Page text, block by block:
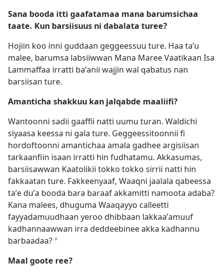
Sana booda itti gaafatamaa mana barumsichaa
taate. Kun barsiisuus ni dabalata turee?
Hojiin koo inni guddaan geggeessuu ture. Haa taʼu
malee, barumsa labsiiwwan Mana Maree Vaatikaan Isa
Lammaffaa irratti baʼanii wajjin wal qabatus nan
barsiisan ture.
Amanticha shakkuu kan jalqabde maaliifi?
Wantoonni sadii gaaffii natti uumu turan. Waldichi
siyaasa keessa ni gala ture. Geggeessitoonnii fi
hordoftoonni amantichaa amala gadhee argisiisan
tarkaanfiin isaan irratti hin fudhatamu. Akkasumas,
barsiisawwan Kaatolikii tokko tokko sirrii natti hin
fakkaatan ture. Fakkeenyaaf, Waaqni jaalala qabeessa
taʼe duʼa booda bara baraaf akkamitti namoota adaba?
Kana malees, dhuguma Waaqayyo calleetti
fayyadamuudhaan yeroo dhibbaan lakkaaʼamuuf
kadhannaawwan irra deddeebinee akka kadhannu
barbaadaa? *
Maal goote ree?